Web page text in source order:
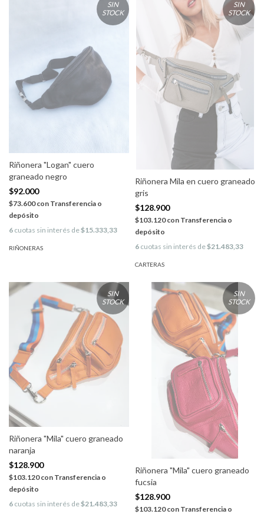
SIN
STOCK
Riñonera "Logan" cuero
graneado negro
$92.000
$73.600con Transferencia o
depósito
6 cuotas sin interés de$15.333,33
RIÑONERAS
SIN
STOCK
Riñonera Mila en cuero graneado
gris
$128.900
$103.120con Transferencia o
depósito
6 cuotas sin interés de$21.483,33
CARTERAS
SIN
STOCK
Riñonera "Mila" cuero graneado
naranja
$128.900
$103.120con Transferencia o
depósito
6 cuotas sin interés de$21.483,33
SIN
STOCK
Riñonera "Mila" cuero graneado
fucsia
$128.900
$103.120con Transferencia o